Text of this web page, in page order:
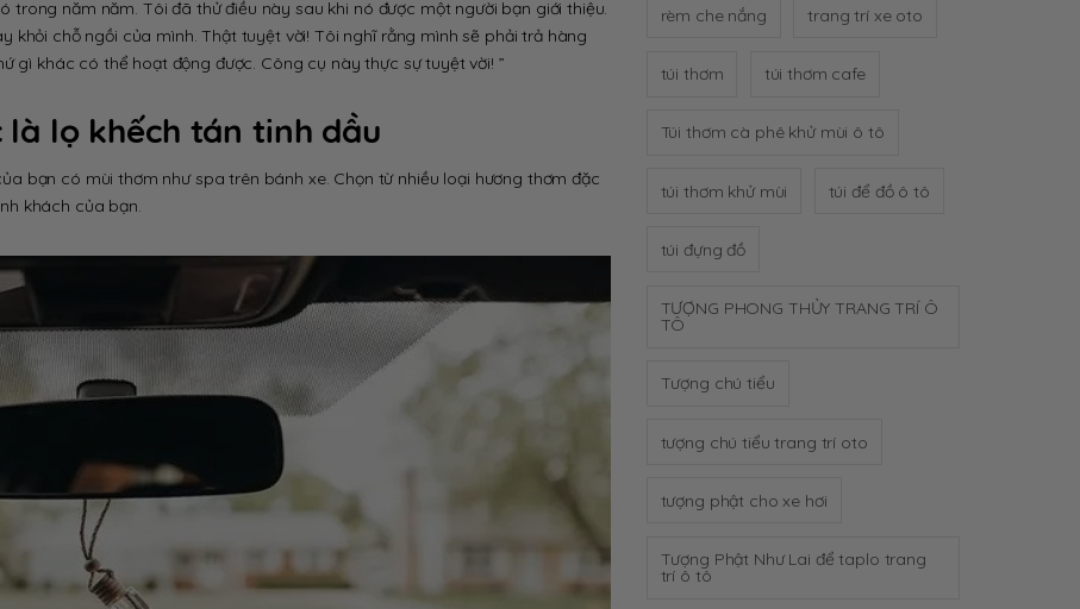
trong năm năm. Tôi đã thử điều này sau khi nó được một người bạn giới thiệu.
khỏi chỗ ngồi của mình. Thật tuyệt vời! Tôi nghĩ rằng mình sẽ phải trả hàng
khác có thể hoạt động được. Công cụ này thực sự tuyệt vời! ”
là lọ khếch tán tinh dầu
bạn có mùi thơm như spa trên bánh xe. Chọn từ nhiều loại hương thơm đặc
khách của bạn.
rèm che nắng trang trí xe oto
túi thơm túi thơm cafe
Túi thơm cà phê khử mùi ô tô
túi thơm khử mùi túi để đồ ô tô
túi đựng đồ
TƯỢNG PHONG THỦY TRANG TRÍ Ô
TÔ
Tượng chú tiểu
tượng chú tiểu trang trí oto
tượng phật cho xe hơi
Tượng Phật Như Lai để taplo trang
trí ô tô